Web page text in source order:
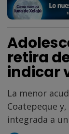
retira
indicar
La menor
Coatepeque
integrada a